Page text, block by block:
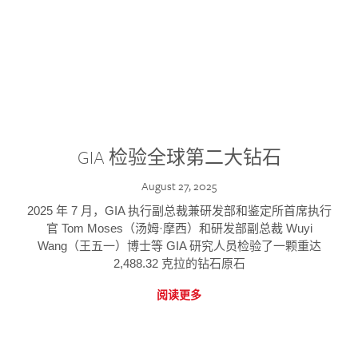
GIA 检验全球第二大钻石
August 27, 2025
2025 年 7 月，GIA 执行副总裁兼研发部和鉴定所首席执行
官 Tom Moses（汤姆·摩西）和研发部副总裁 Wuyi
Wang（王五一）博士等 GIA 研究人员检验了一颗重达
2,488.32 克拉的钻石原石
阅读更多